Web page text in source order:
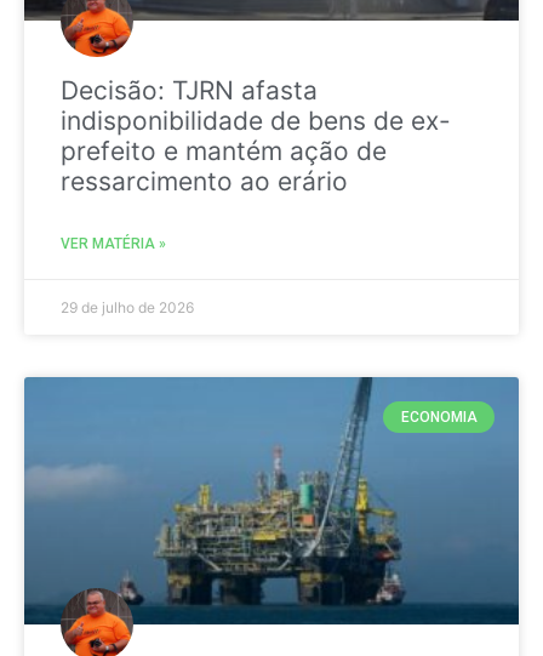
Decisão: TJRN afasta
indisponibilidade de bens de ex-
prefeito e mantém ação de
ressarcimento ao erário
VER MATÉRIA »
29 de julho de 2026
ECONOMIA